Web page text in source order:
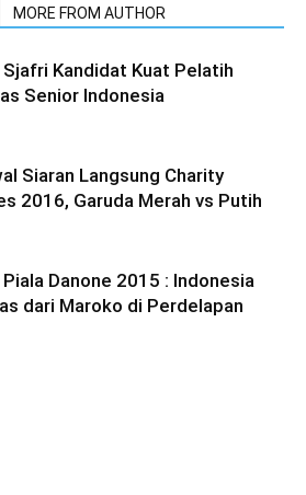
MORE FROM AUTHOR
Sjafri Kandidat Kuat Pelatih
Senior Indonesia
Siaran Langsung Charity
2016, Garuda Merah vs Putih
Danone 2015 : Indonesia
dari Maroko di Perdelapan